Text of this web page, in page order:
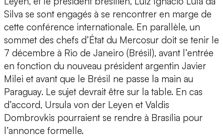
Silva se sont engagés à se rencontrer en marge de
cette conférence internationale. En parallèle, un
sommet des chefs d’État du Mercosur doit se tenir le
7 décembre à Rio de Janeiro (Brésil), avant l’entrée
en fonction du nouveau président argentin Javier
Milei et avant que le Brésil ne passe la main au
Paraguay. Le sujet devrait être sur la table. En cas
d’accord, Ursula von der Leyen et Valdis
Dombrovkis pourraient se rendre à Brasília pour
l’annonce formelle.